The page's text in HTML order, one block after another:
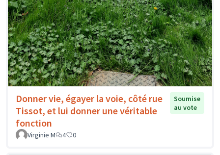
Donner vie, égayer la voie, côté rue
Tissot, et lui donner une véritable
fonction
Soumise
au vote
Virginie M 4 0